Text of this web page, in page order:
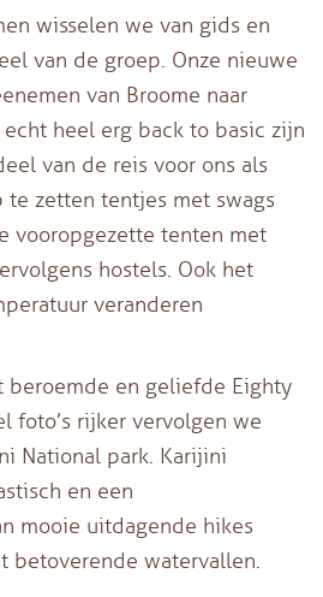
wisselen we van gids en
van de groep. Onze nieuwe
van Broome naar
heel erg back to basic zijn
van de reis voor ons als
te zetten tentjes met swags
vooropgezette tenten met
hostels. Ook het
veranderen
beroemde en geliefde Eighty
foto’s rijker vervolgen we
National park. Karijini
en een
mooie uitdagende hikes
betoverende watervallen.